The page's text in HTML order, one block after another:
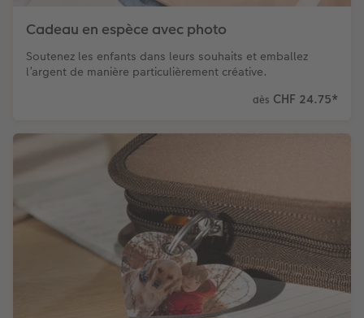
Cadeau en espèce avec photo
Soutenez les enfants dans leurs souhaits et emballez
l’argent de manière particulièrement créative.
dès CHF 24.75*